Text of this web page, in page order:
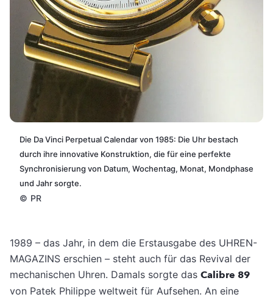
Die Da Vinci Perpetual Calendar von 1985: Die Uhr bestach
durch ihre innovative Konstruktion, die für eine perfekte
Synchronisierung von Datum, Wochentag, Monat, Mondphase
und Jahr sorgte.
© PR
1989 – das Jahr, in dem die Erstausgabe des UHREN-
MAGAZINS erschien – steht auch für das Revival der
mechanischen Uhren. Damals sorgte das Calibre 89
von Patek Philippe weltweit für Aufsehen. An eine